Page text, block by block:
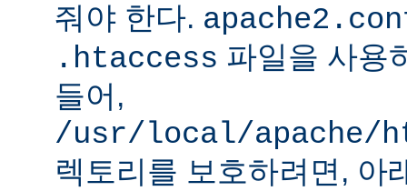
줘야 한다.
.htaccess 파일을 사용
들어,
/usr/local/apache/
렉토리를 보호하려면, 아